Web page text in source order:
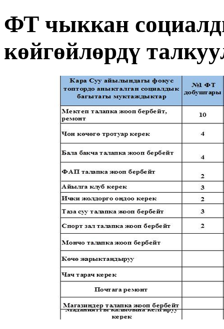
ФТ чыккан
көйгөйлөрдү